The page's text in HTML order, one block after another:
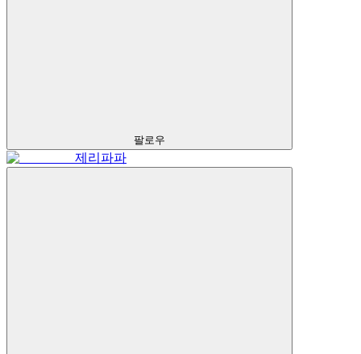
팔로우
제리파파